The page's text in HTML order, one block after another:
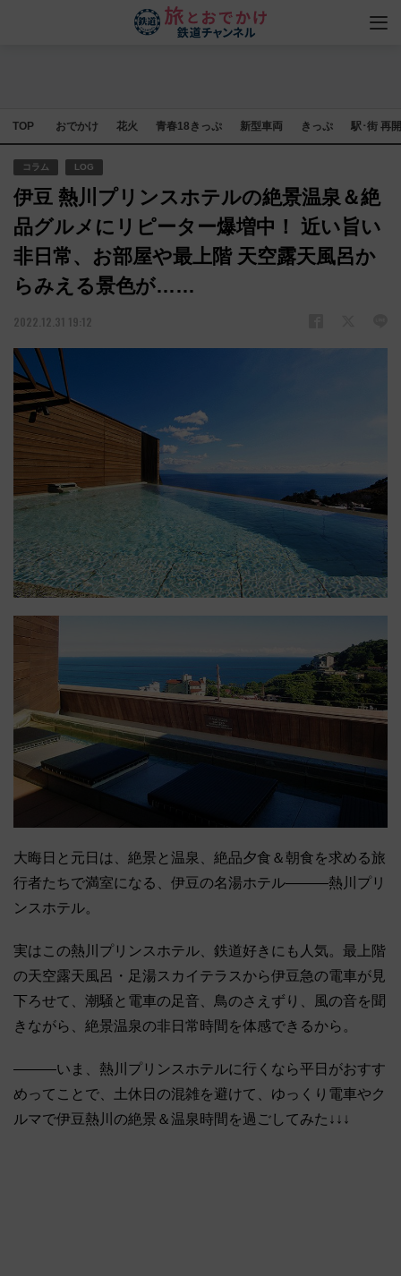
TOP おでかけ 花火 青春18きっぷ 新型車両 きっぷ 駅･街 再
コラム LOG
伊豆 熱川プリンスホテルの絶景温泉＆絶
品グルメにリピーター爆増中！ 近い旨い
非日常、お部屋や最上階 天空露天風呂か
らみえる景色が……
2022.12.31 19:12
大晦日と元日は、絶景と温泉、絶品夕食＆朝食を求める旅
行者たちで満室になる、伊豆の名湯ホテル―――熱川プリ
ンスホテル。
実はこの熱川プリンスホテル、鉄道好きにも人気。最上階
の天空露天風呂・足湯スカイテラスから伊豆急の電車が見
下ろせて、潮騒と電車の足音、鳥のさえずり、風の音を聞
きながら、絶景温泉の非日常時間を体感できるから。
―――いま、熱川プリンスホテルに行くなら平日がおすす
めってことで、土休日の混雑を避けて、ゆっくり電車やク
ルマで伊豆熱川の絶景＆温泉時間を過ごしてみた↓↓↓